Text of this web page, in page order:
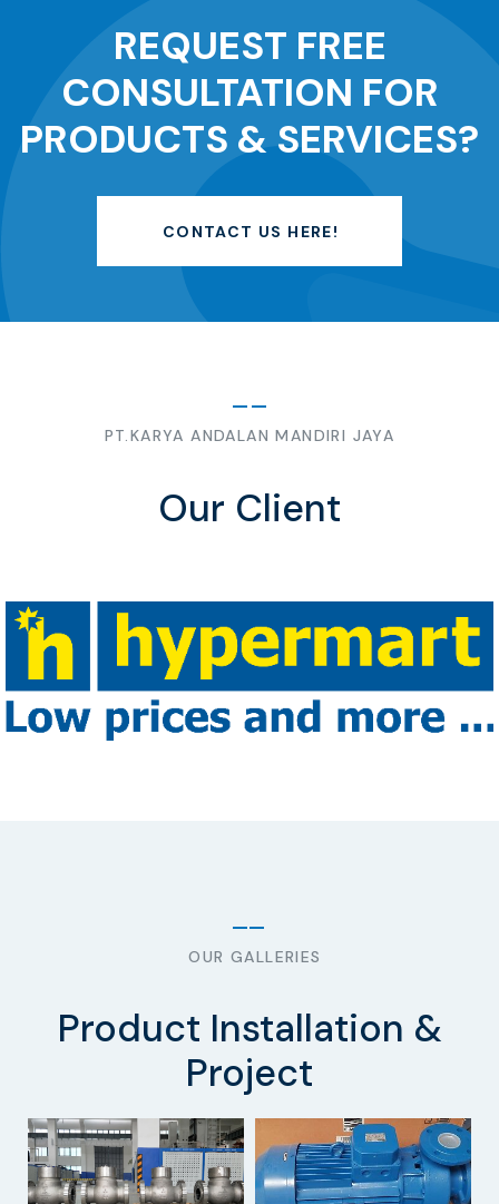
REQUEST FREE
CONSULTATION FOR
PRODUCTS & SERVICES?
CONTACT US HERE!
PT.KARYA ANDALAN MANDIRI JAYA
Our Client
OUR GALLERIES
Product Installation &
Project